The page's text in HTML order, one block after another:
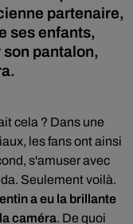
partenaire,
ses enfants,
son pantalon,
cela ? Dans une
les fans ont ainsi
s'amuser avec
Seulement voilà.
a eu la brillante
caméra. De quoi